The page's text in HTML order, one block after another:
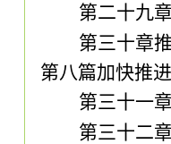
第二十九
第三十章
第八篇加快推
第三十一
第三十二